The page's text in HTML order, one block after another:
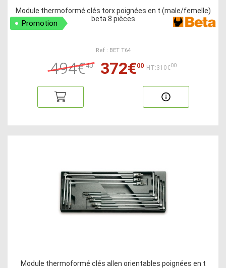
Module thermoformé clés torx poignées en t (male/femelle)
beta 8 pièces
Promotion
Ref : BET T64
494€40 372€00 HT:310€00
Module thermoformé clés allen orientables poignées en t